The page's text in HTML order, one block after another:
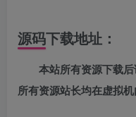
源码下载地址：
本站所有资源下载后
所有资源站长均在虚拟机